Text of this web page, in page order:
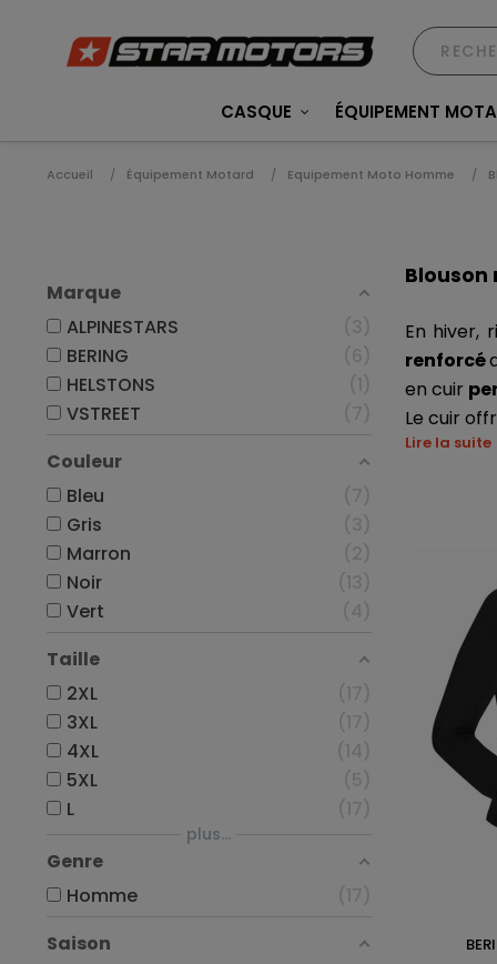
CASQUE ÉQUIPEMENT
Accueil Équipement Motard Equipement Moto Homme
Marque
ALPINESTARS
3
BERING
6
HELSTONS
1
VSTREET
7
Couleur
Bleu
7
Gris
3
Marron
2
Noir
13
Vert
4
Taille
2XL
17
3XL
17
4XL
14
5XL
5
L
17
plus...
Genre
Homme
17
Saison
Blouson
En hiver,
renforcé
en cuir
Le cuir
Lire la suite